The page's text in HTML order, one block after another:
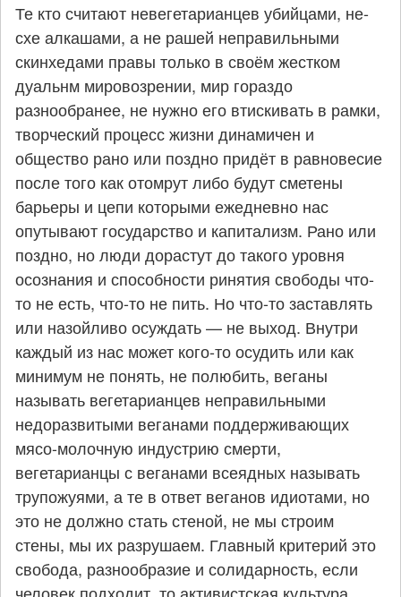
Те кто считают невегетарианцев убийцами, не-
схе алкашами, а не рашей неправильными
скинхедами правы только в своём жестком
дуальнм мировозрении, мир гораздо
разнообранее, не нужно его втискивать в рамки,
творческий процесс жизни динамичен и
общество рано или поздно придёт в равновесие
после того как отомрут либо будут сметены
барьеры и цепи которыми ежедневно нас
опутывают государство и капитализм. Рано или
поздно, но люди дорастут до такого уровня
осознания и способности ринятия свободы что-
то не есть, что-то не пить. Но что-то заставлять
или назойливо осуждать — не выход. Внутри
каждый из нас может кого-то осудить или как
минимум не понять, не полюбить, веганы
называть вегетарианцев неправильными
недоразвитыми веганами поддерживающих
мясо-молочную индустрию смерти,
вегетарианцы с веганами всеядных называть
трупожуями, а те в ответ веганов идиотами, но
это не должно стать стеной, не мы строим
стены, мы их разрушаем. Главный критерий это
свобода, разнообразие и солидарность, если